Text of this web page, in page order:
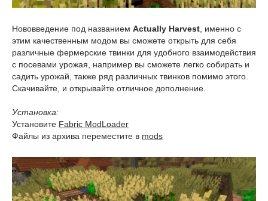
Нововведение под названием Actually Harvest , именно с
этим качественным модом вы сможете открыть для себя
различные фермерские твинки для удобного взаимодействия
с посевами урожая, например вы сможете легко собирать и
садить урожай, также ряд различных твинков помимо этого.
Скачивайте, и открывайте отличное дополнение.
Установка:
Установите Fabric ModLoader
Файлы из архива переместите в mods